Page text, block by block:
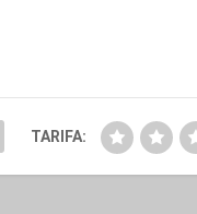
TARIFA: